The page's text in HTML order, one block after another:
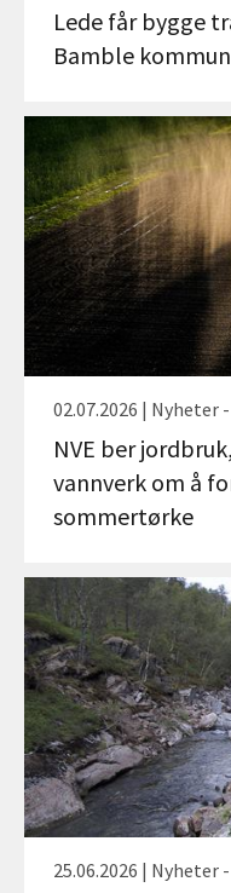
Lede får bygge
Bamble
02.07.2026 | Nyheter
NVE ber
vannverk om å
sommertørke
25.06.2026 | Nyheter